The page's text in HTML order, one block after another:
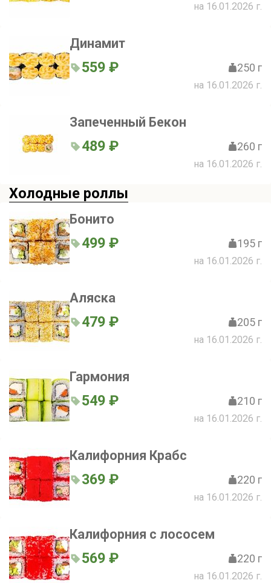
на 16.01.2026 г.
Динамит
559 ₽ 250 г
на 16.01.2026 г.
Запеченный Бекон
489 ₽ 260 г
на 16.01.2026 г.
Холодные роллы
Бонито
499 ₽ 195 г
на 16.01.2026 г.
Аляска
479 ₽ 205 г
на 16.01.2026 г.
Гармония
549 ₽ 210 г
на 16.01.2026 г.
Калифорния Крабс
369 ₽ 220 г
на 16.01.2026 г.
Калифорния с лососем
569 ₽ 220 г
на 16.01.2026 г.